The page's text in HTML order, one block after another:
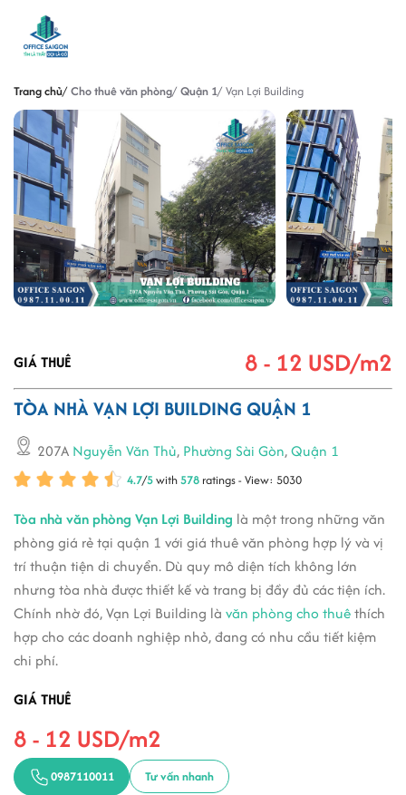
Trang chủ Cho thuê văn phòng Quận 1 Vạn Lợi Building
GIÁ THUÊ 8 - 12 USD/m2
TÒA NHÀ VẠN LỢI BUILDING QUẬN 1
207A Nguyễn Văn Thủ, Phường Sài Gòn,Quận 1
4.7/5with578 ratings - View: 5030
Tòa nhà văn phòng Vạn Lợi Building là một trong những văn
phòng giá rẻ tại quận 1 với giá thuê văn phòng hợp lý và vị
trí thuận tiện di chuyển. Dù quy mô diện tích không lớn
nhưng tòa nhà được thiết kế và trang bị đầy đủ các tiện ích.
Chính nhờ đó, Vạn Lợi Building là văn phòng cho thuêthích
hợp cho các doanh nghiệp nhỏ, đang có nhu cầu tiết kiệm
chi phí.
GIÁ THUÊ
8 - 12 USD/m2
0987110011 Tư vấn nhanh